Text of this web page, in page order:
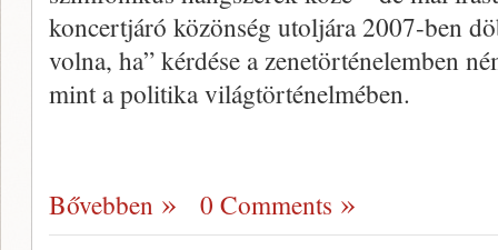
koncertjáró közönség utoljára 2007-ben
volna, ha” kérdése a zenetörténelemben
mint a politika világtörténelmében.
Bővebben 0 Comments